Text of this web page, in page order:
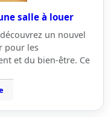
salle à louer
un nouvel
pour les
et du bien-être. Ce